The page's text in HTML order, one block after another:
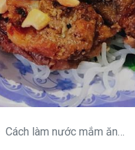
Cách làm nước mắm ăn bún thịt nướng cực kỳ dễ dàng